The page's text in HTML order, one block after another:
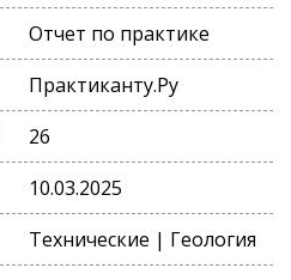
Отчет по практике
Практиканту.Ру
26
10.03.2025
Технические | Геология